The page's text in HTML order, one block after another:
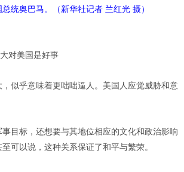
统奥巴马。（新华社记者 兰红光 摄）
对美国是好事
似乎意味着更咄咄逼人。美国人应觉威胁和意
目标，还想要与其地位相应的文化和政治影响
至可以说，这种关系保证了和平与繁荣。